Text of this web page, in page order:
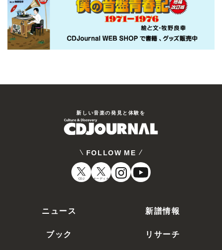
新しい⾳楽の発⾒と体験を
FOLLOW ME
CDJ オーディオ
ニュース
新譜情報
ブック
リサーチ